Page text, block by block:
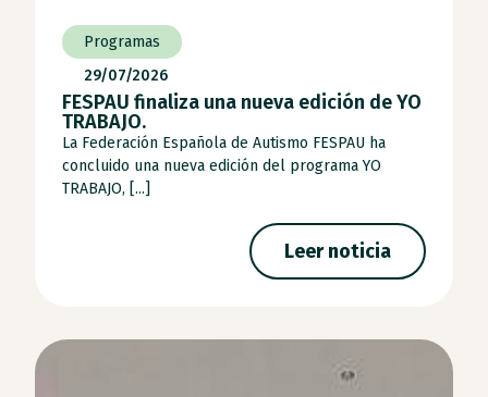
Programas
29/07/2026
FESPAU finaliza una nueva edición de YO
TRABAJO.
La Federación Española de Autismo FESPAU ha
concluido una nueva edición del programa YO
TRABAJO, [...]
Leer noticia